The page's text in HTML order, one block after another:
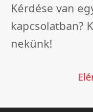
Kérdése van
kapcsolatban?
nekünk!